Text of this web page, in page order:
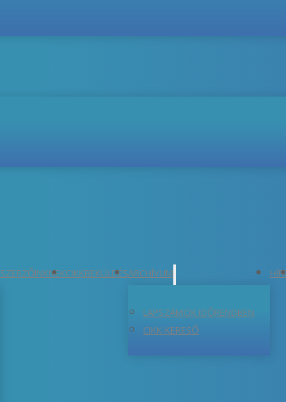
SZERZŐINKNEKCIKKBEKÜLDÉSARCHÍVUM
LAPSZÁMOK IDŐRENDBEN
CIKK-KERESŐ